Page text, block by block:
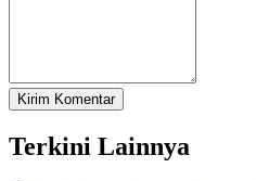
Terkini Lainnya